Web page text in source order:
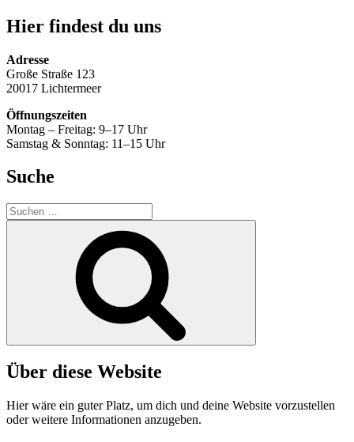
Hier findest du uns
Adresse
Große Straße 123
20017 Lichtermeer
Öffnungszeiten
Montag – Freitag: 9–17 Uhr
Samstag & Sonntag: 11–15 Uhr
Suche
Suchen
nach:
Über diese Website
Hier wäre ein guter Platz, um dich und deine Website vorzustellen
oder weitere Informationen anzugeben.